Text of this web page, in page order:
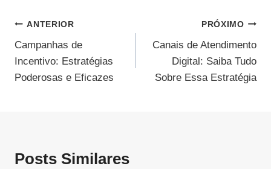
Navegação
De
Post
ANTERIOR
Campanhas de
Incentivo: Estratégias
Poderosas e Eficazes
PRÓXIMO
Canais de Atendimento
Digital: Saiba Tudo
Sobre Essa Estratégia
Posts Similares